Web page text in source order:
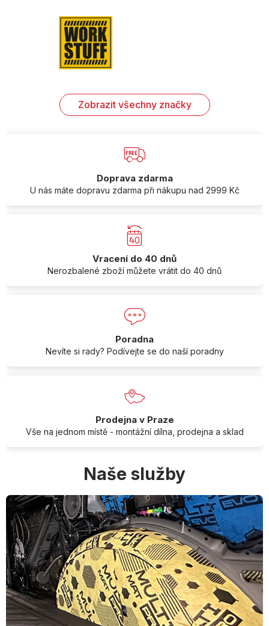
Zobrazit všechny značky
Doprava zdarma
U nás máte dopravu zdarma při nákupu nad 2999 Kč
Vracení do 40 dnů
Nerozbalené zboží můžete vrátit do 40 dnů
Poradna
Nevíte si rady? Podívejte se do naší poradny
Prodejna v Praze
Vše na jednom místě - montážní dílna, prodejna a sklad
Naše služby